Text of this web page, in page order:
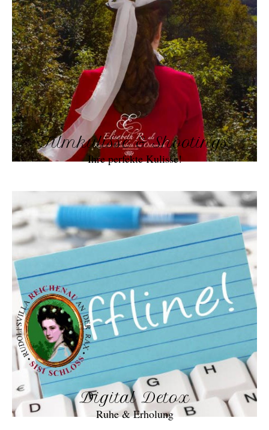
Filmkulisse & Shootings
Ihre perfekte Kulisse!
Digital Detox
Ruhe & Erholung